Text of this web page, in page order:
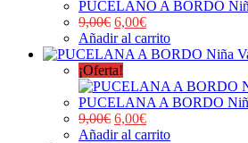
PUCELANO A BORDO
9,00€ 6,00€
Añadir al carrito
¡Oferta!
PUCELANA A BORDO
9,00€ 6,00€
Añadir al carrito